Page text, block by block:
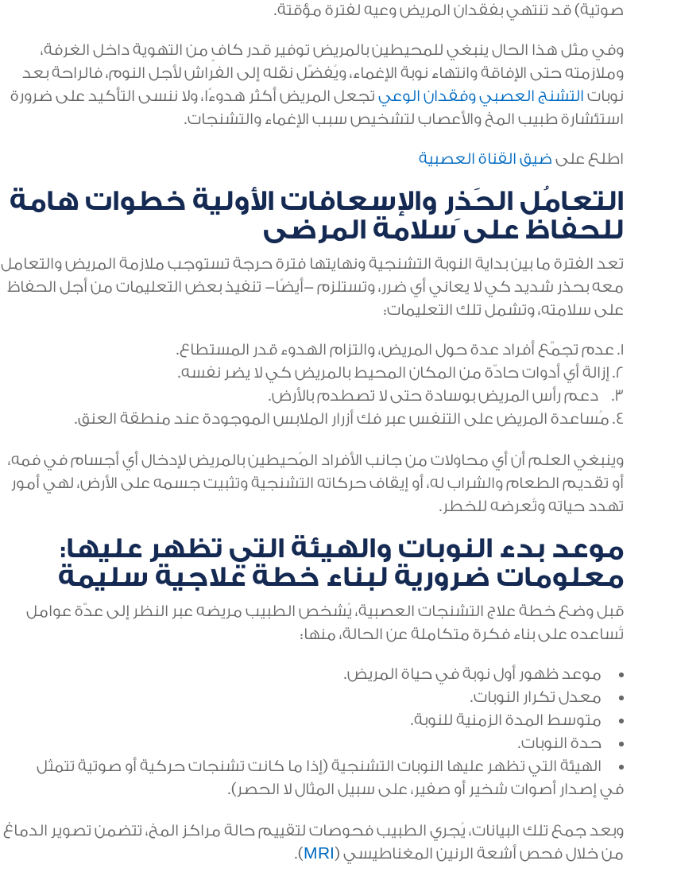
صوتية) قد تنتهي بفقدان المريض وعيه لفترة مؤقتة.
وفي مثل هذا الحال ينبغي للمحيطين بالمريض توفير قدر كافٍ من التهوية داخل الغرفة،
وملازمته حتى الإفاقة وانتهاء نوبة الإغماء، ويُفضّل نقله إلى الفراش لأجل النوم، فالراحة بعد
نوبات التشنج العصبي وفقدان الوعي تجعل المريض أكثر هدوءًا، ولا ننسى التأكيد على ضرورة
استئشارة طبيب المخ والأعصاب لتشخيص سبب الإغماء والتشنجات.
اطلع على ضيق القناة العصبية
التعامُل الحَذِر والإسعافات الأولية خطوات هامة
للحفاظ على سلامة المرضى
تعد الفترة ما بين بداية النوبة التشنجية ونهايتها فترة حرجة تستوجب ملازمة المريض والتعامل
معه بحذر شديد كي لا يعاني أي ضرر، وتستلزم -أيضًا- تنفيذ بعض التعليمات من أجل الحفاظ
على سلامته، وتشمل تلك التعليمات:
عدم تجمّع أفراد عدة حول المريض، والتزام الهدوء قدر المستطاع.
إزالة أي أدوات حادّة من المكان المحيط بالمريض كي لا يضر نفسه.
دعم رأس المريض بوسادة حتى لا تصطدم بالأرض.
مُساعدة المريض على التنفس عبر فك أزرار الملابس الموجودة عند منطقة العنق.
وينبغي العلم أن أي محاولات من جانب الأفراد المُحيطين بالمريض لإدخال أي أجسام في فمه،
أو تقديم الطعام والشراب له، أو إيقاف حركاته التشنجية وتثبيت جسمه على الأرض، لهي أمور
تهدد حياته وتُعرضه للخطر.
موعد بدء النوبات والهيئة التي تظهر عليها:
معلومات ضرورية لبناء خطة علاجية سليمة
قبل وضع خطة علاج التشنجات العصبية، يُشخص الطبيب مريضه عبر النظر إلى عدّة عوامل
تُساعده على بناء فكرة متكاملة عن الحالة، منها:
موعد ظهور أول نوبة في حياة المريض.
معدل تكرار النوبات.
متوسط المدة الزمنية للنوبة.
حدة النوبات.
الهيئة التي تظهر عليها النوبات التشنجية (إذا ما كانت تشنجات حركية أو صوتية تتمثل
في إصدار أصوات شخير أو صفير، على سبيل المثال لا الحصر).
وبعد جمع تلك البيانات، يُجري الطبيب فحوصات لتقييم حالة مراكز المخ، تتضمن تصوير الدماغ
من خلال فحص أشعة الرنين المغناطيسي (MRI
).